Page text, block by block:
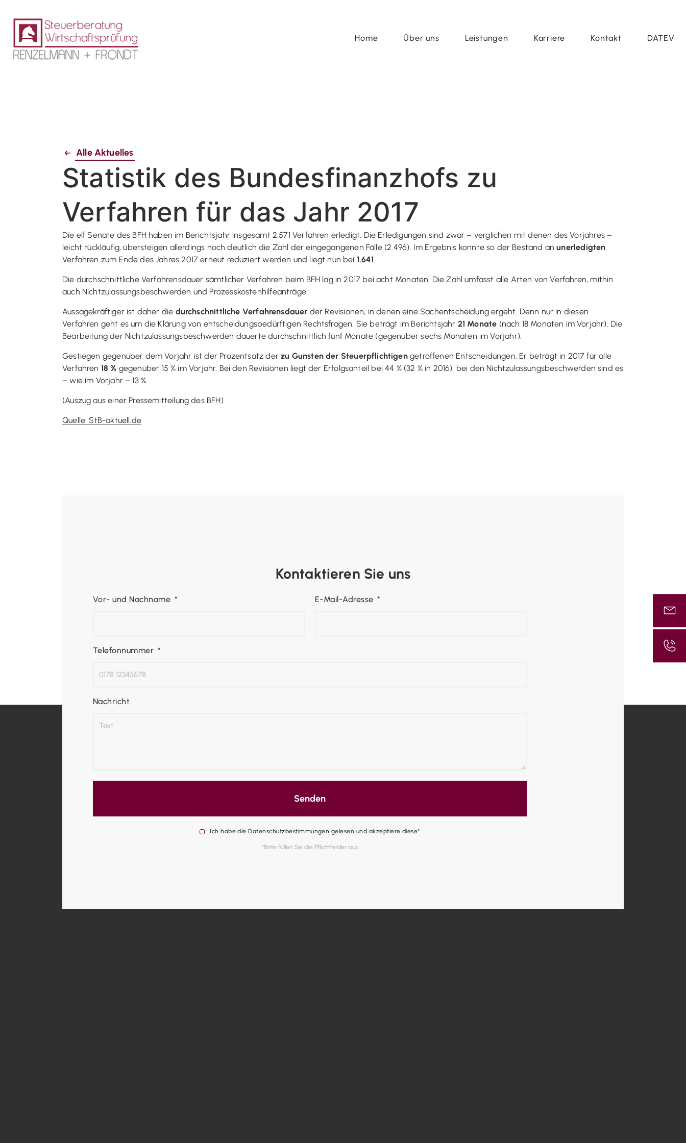
Home Über uns Leistungen Karriere Kontakt DATEV
Alle Aktuelles
Statistik des Bundesfinanzhofs zu
Verfahren für das Jahr 2017
Die elf Senate des BFH haben im Berichtsjahr insgesamt 2.571 Verfahren erledigt. Die Erledigungen sind zwar – verglichen mit denen des Vorjahres –
leicht rückläufig, übersteigen allerdings noch deutlich die Zahl der eingegangenen Fälle (2.496). Im Ergebnis konnte so der Bestand anunerledigten
Verfahren zum Ende des Jahres 2017 erneut reduziert werden und liegt nun bei 1.641.
Die durchschnittliche Verfahrensdauer sämtlicher Verfahren beim BFH lag in 2017 bei acht Monaten. Die Zahl umfasst alle Arten von Verfahren, mithin
auch Nichtzulassungsbeschwerden und Prozesskostenhilfeanträge.
Aussagekräftiger ist daher die durchschnittliche Verfahrensdauer der Revisionen, in denen eine Sachentscheidung ergeht. Denn nur in diesen
Verfahren geht es um die Klärung von entscheidungsbedürftigen Rechtsfragen. Sie beträgt im Berichtsjahr 21 Monate (nach 18 Monaten im Vorjahr). Die
Bearbeitung der Nichtzulassungsbeschwerden dauerte durchschnittlich fünf Monate (gegenüber sechs Monaten im Vorjahr).
Gestiegen gegenüber dem Vorjahr ist der Prozentsatz derzu Gunsten der Steuerpflichtigengetroffenen Entscheidungen. Er beträgt in 2017 für alle
Verfahren 18 % gegenüber 15 % im Vorjahr. Bei den Revisionen liegt der Erfolgsanteil bei 44 % (32 % in 2016), bei den Nichtzulassungsbeschwerden sind es
– wie im Vorjahr – 13 %.
(Auszug aus einer Pressemitteilung des BFH)
Quelle: StB-aktuell.de
Kontaktieren Sie uns
Vor- und Nachname E-Mail-Adresse
Telefonnummer
Nachricht
Ich habe die Datenschutzbestimmungen gelesen und akzeptiere diese*
*Bitte füllen Sie die Pflichtfelder aus
Senden